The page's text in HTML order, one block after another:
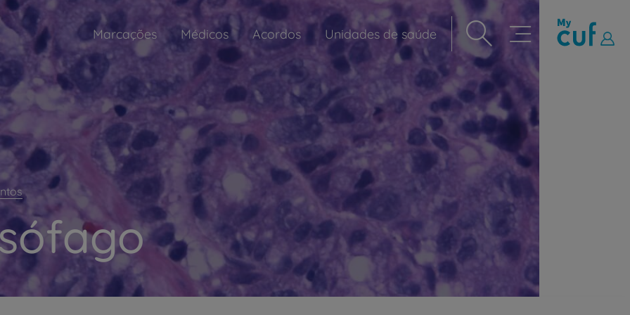
Navegação
principal
Marcações Médicos Acordos Unidades de saúde